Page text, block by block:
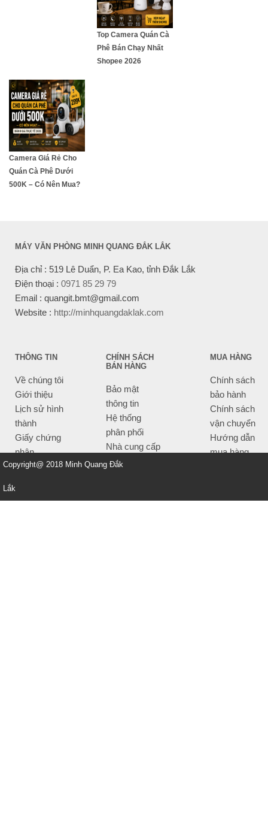
Top Camera Quán Cà
Phê Bán Chạy Nhất
Shopee 2026
Camera Giá Rẻ Cho
Quán Cà Phê Dưới
500K – Có Nên Mua?
MÁY VĂN PHÒNG MINH QUANG ĐẮK LẮK
Địa chỉ : 519 Lê Duẩn, P. Ea Kao, tỉnh Đắk Lắk
Điện thoại : 0971 85 29 79
Email : quangit.bmt@gmail.com
Website : http://minhquangdaklak.com
THÔNG TIN
Về chúng tôi
Giới thiệu
Lịch sử hình
thành
Giấy chứng
nhận
CHÍNH SÁCH
BÁN HÀNG
Bảo mật
thông tin
Hệ thống
phân phối
Nhà cung cấp
Tiêu chí bán
MUA HÀNG
Chính sách
bảo hành
Chính sách
vận chuyển
Hướng dẫn
mua hàng
Copyright@ 2018 Minh Quang Đắk
Lắk